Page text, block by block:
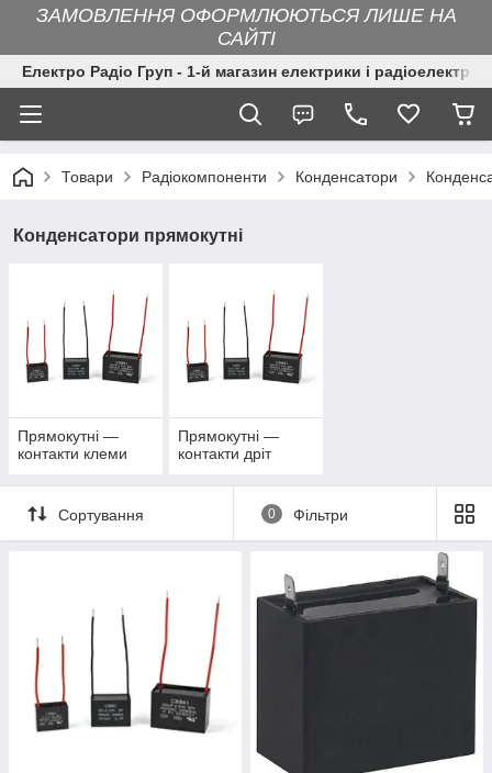
ЗАМОВЛЕННЯ ОФОРМЛЮЮТЬСЯ ЛИШЕ НА
САЙТІ
Електро Радіо Груп - 1-й магазин електрики і
Товари Радіокомпоненти Конденсатори
Конденсатори прямокутні
Прямокутні —
контакти клеми
Прямокутні —
контакти дріт
Сортування 0 Фільтри